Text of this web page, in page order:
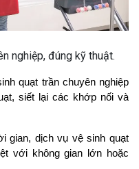
nghiệp, đúng kỹ thuật.
quạt trần chuyên nghiệp
siết lại các khớp nối và
gian, dịch vụ vệ sinh quạt
với không gian lớn hoặc